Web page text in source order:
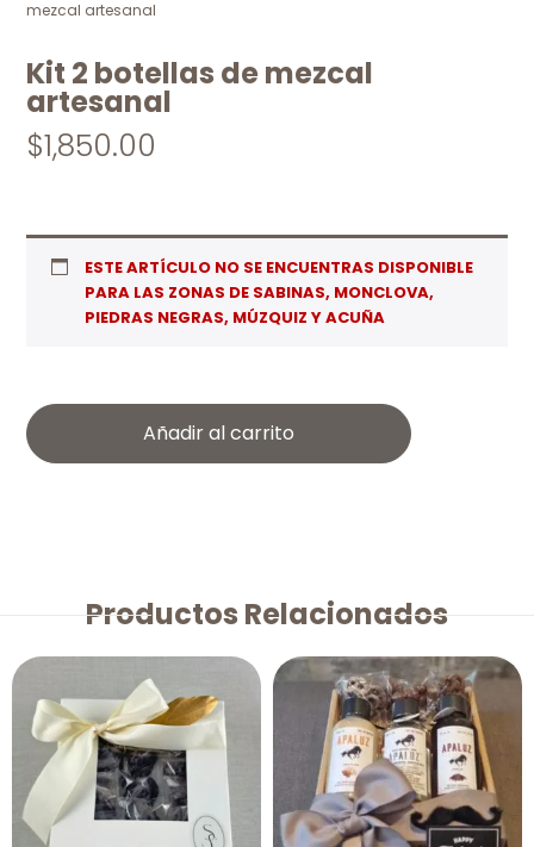
mezcal artesanal
Kit 2 botellas de mezcal
artesanal
$1,850.00
ESTE ARTÍCULO NO SE ENCUENTRAS DISPONIBLE
PARA LAS ZONAS DE SABINAS, MONCLOVA,
PIEDRAS NEGRAS, MÚZQUIZ Y ACUÑA
Añadir al carrito
Productos Relacionados